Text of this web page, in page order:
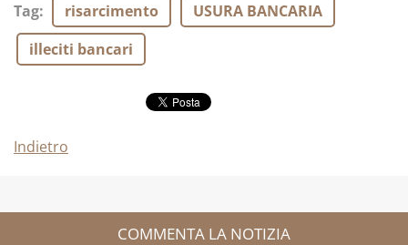
Tag: risarcimento
USURA BANCARIA
illeciti bancari
Indietro
COMMENTA LA NOTIZIA